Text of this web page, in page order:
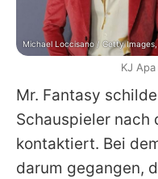
Mr. Fantasy
Schauspieler nach
kontaktiert. Bei
darum gegangen,
Michael Loccisano / Getty
KJ